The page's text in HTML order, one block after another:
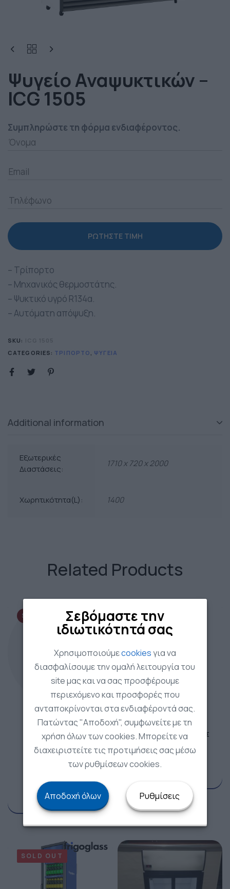
Σεβόμαστε την
ιδιωτικότητά σας
Χρησιμοποιούμεcookiesγια να
διασφαλίσουμε την ομαλή λειτουργία του
site μας και να σας προσφέρουμε
περιεχόμενο και προσφορές που
ανταποκρίνονται στα ενδιαφέροντά σας.
Πατώντας "Αποδοχή", συμφωνείτε με τη
χρήση όλων των cookies. Μπορείτε να
διαχειριστείτε τις προτιμήσεις σας μέσω
των ρυθμίσεων cookies.
Αποδοχή όλων Ρυθμίσεις
Ψυγείο Αναψυκτικών –
ICG 1505
Συμπληρώστε τη φόρμα ενδιαφέροντος.
– Τρίπορτο
– Μηχανικός θερμοστάτης.
– Ψυκτικό υγρό R134α.
– Αυτόματη απόψυξη.
SKU:
CATEGORIES: ΤΡΊΠΟΡΤΟ ΨΥΓΕΊΑ
Additional information
Eξωτερικές
Διαστάσεις:
1710 x 720 x 2000
Χωρητικότητα(L): 1400
Related Products
SALE!
Αναψυκτικών
Ψυγείο Αναψυκτικών –
S770 WOC
790,00€
979,60
€
Κρασιού
ΒΙΤΡΙΝΑ ΣΥΝΤΗΡΗΣΗΣ
ΚΡΑΣΙΩΝ – CPV1380E
920,00
SOLD OUT